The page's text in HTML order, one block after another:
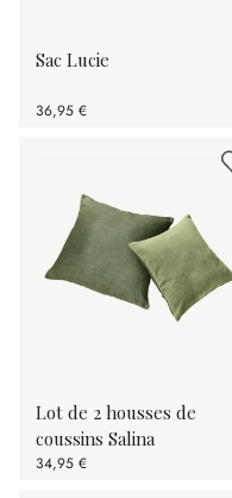
Sac Lucie
36,95 €
Lot de 2 housses de
coussins Salina
34,95 €